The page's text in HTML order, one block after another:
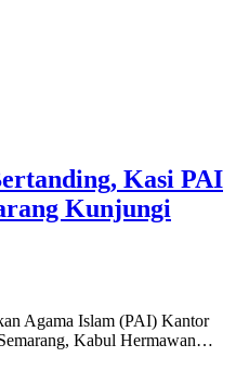
Kasi PAI
Kunjungi
Agama Islam (PAI) Kantor
Kabul Hermawan…